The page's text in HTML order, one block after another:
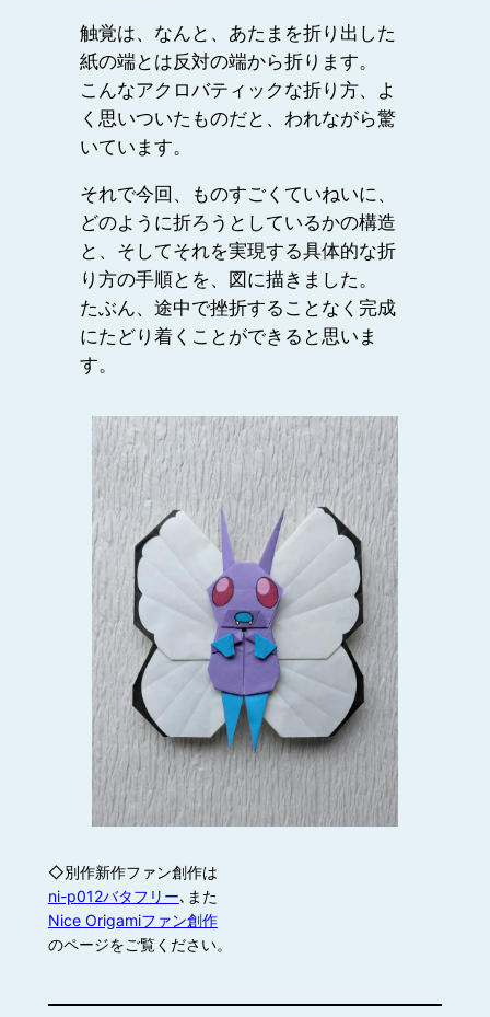
触覚は、なんと、あたまを折り出した
紙の端とは反対の端から折ります。
こんなアクロバティックな折り方、よ
く思いついたものだと、われながら驚
いています。
それで今回、ものすごくていねいに、
どのように折ろうとしているかの構造
と、そしてそれを実現する具体的な折
り方の手順とを、図に描きました。
たぶん、途中で挫折することなく完成
にたどり着くことができると思いま
す。
◇別作新作ファン創作は
ni-p012バタフリー､また
Nice Origamiファン創作
のページをご覧ください。